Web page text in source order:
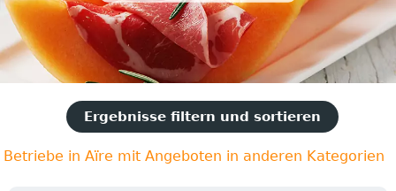
Ergebnisse filtern und sortieren
Betriebe in Aïre mit Angeboten in anderen Kategorien